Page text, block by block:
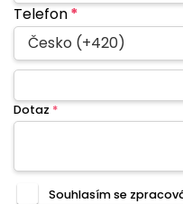
Telefon*
Česko (+420)
Dotaz *
Souhlasím se